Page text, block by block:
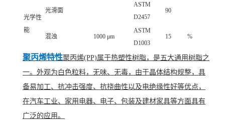
光学性
能
光滑面
ASTM
D2457
90
混浊 1000 μm
ASTM
D1003
15 %
聚丙烯特性聚丙烯(PP)属于热塑性树脂，是五大通用树脂之
一。外观为白色粒料，无味、无毒，由于晶体结构规整，具
备易加工、抗冲击强度、抗挠曲性以及电绝缘性好等优点，
在汽车工业、家用电器、电子、包装及建材家具等方面具有
广泛的应用。